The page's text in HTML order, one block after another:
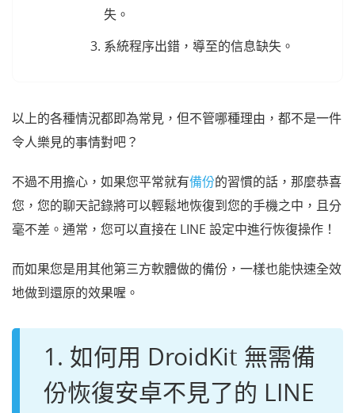
失。
系統程序出錯，導至的信息缺失。
以上的各種情況都即為常見，但不管哪種理由，都不是一件
令人樂見的事情對吧？
不過不用擔心，如果您平常就有備份的習慣的話，那麼恭喜
您，您的聊天記錄將可以輕鬆地恢復到您的手機之中，且分
毫不差。通常，您可以直接在 LINE 設定中進行恢復操作！
而如果您是用其他第三方軟體做的備份，一樣也能快速全效
地做到還原的效果喔。
1. 如何用 DroidKit 無需備
份恢復安卓不見了的 LINE